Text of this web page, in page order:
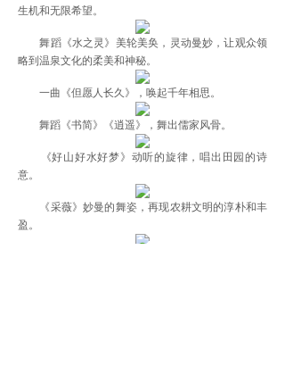
生机和无限希望。
舞蹈《水之灵》美轮美奂，灵动曼妙，让观众领
略到温泉文化的柔美和神秘。
一曲《但愿人长久》，唤起千年相思。
舞蹈《书简》《逍遥》，舞出儒家风骨。
《好山好水好梦》动听的旋律，唱出田园的诗
意。
《采薇》妙曼的舞姿，再现农耕文明的淳朴和丰
盈。